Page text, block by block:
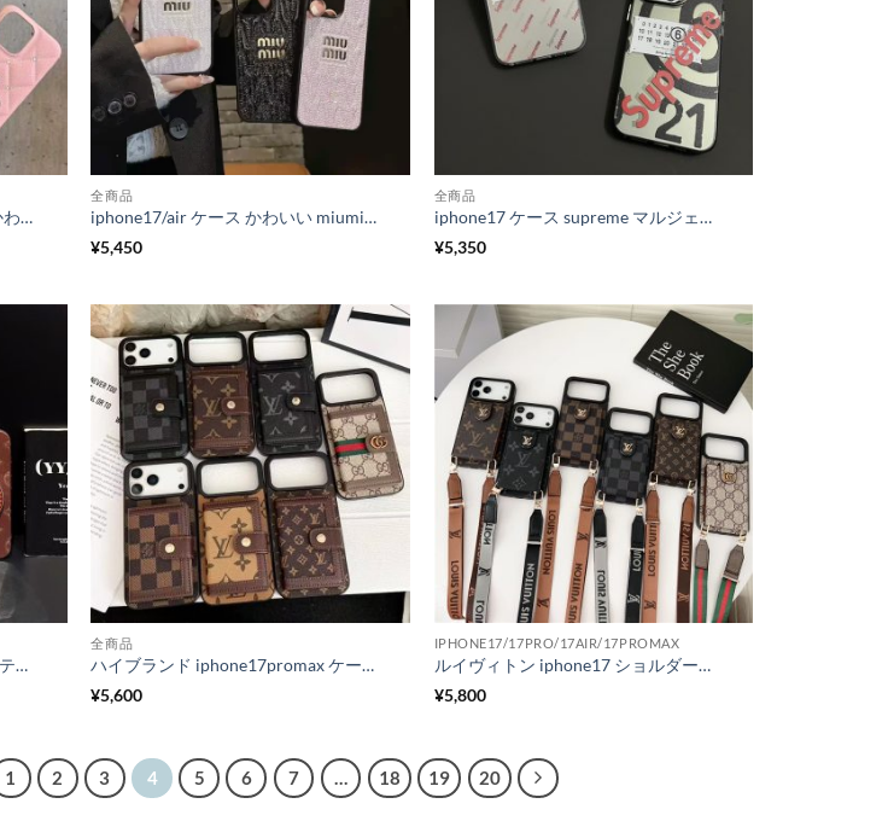
ヴィヴィアン iphone air ケース かわいい iphone17pro/17promax ケース ブランド 女子 iphone16/16pro ケース ストーン デコ ビビアン ウエスト ウッド スマホ ケース
全商品
iphone17/air ケース かわいい miumiu iphone17pro/17promax ケース ミュウミュウ風 iphone ケース 韓国 流行り 2025 iphone16/15 ケース 人気 女子 ブランド
¥5,450
全商品
iphone17 ケース supreme マルジェラ コラボ iphone17pro/17promax ケース 流行り シュプリーム スマホケース iphone16/15 かっこいい iphone16pro ケース ブランド おしゃれ
¥5,350
ルイヴィトン iphone17 ケース キティ ちゃん の スマホケース iphone17pro/16pro ケース magsafe対応 iphone15/14 ケース 可愛い ブランド
全商品
ハイブランド iphone17promax ケース ルイヴィトン iphone カード 収納 ケース iphone17/17air ケース グッチ風 iphone16/16pro 背面 手帳 型 ケース パロディ アイフォン15/14 ケース 大人 かわいい ブランド
¥5,600
IPHONE17/17PRO/17AIR/17PROMAX
ルイヴィトン iphone17 ショルダーケース iphone17air/17pro ケース 背面収納 ブランド iphone16/16promax ケース グッチ iphone15/14 ケース メンズ おしゃれ スマホケース 斜めがけ iphone カード 収納 ケース
¥5,800
1 2 3 4 5 6 7 … 18 19 20